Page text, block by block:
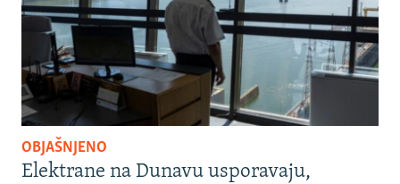
OBJAŠNJENO
Elektrane na Dunavu usporavaju,